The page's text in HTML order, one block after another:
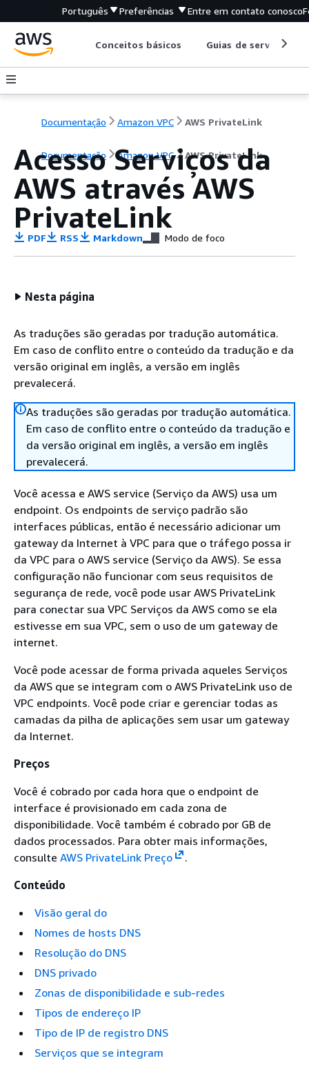
Português Preferências Entre em contato conosco
Conceitos básicos Guias de serviço
Documentação Amazon VPC AWS PrivateLink
Documentação Amazon VPC AWS PrivateLink
Acesso Serviços da
AWS através AWS
PrivateLink
PDF RSS Markdown Modo de foco
Nesta página
As traduções são geradas por tradução automática.
Em caso de conflito entre o conteúdo da tradução e da
versão original em inglês, a versão em inglês
prevalecerá.
As traduções são geradas por tradução automática.
Em caso de conflito entre o conteúdo da tradução e
da versão original em inglês, a versão em inglês
prevalecerá.
Você acessa e AWS service (Serviço da AWS) usa um
endpoint. Os endpoints de serviço padrão são
interfaces públicas, então é necessário adicionar um
gateway da Internet à VPC para que o tráfego possa ir
da VPC para o AWS service (Serviço da AWS). Se essa
configuração não funcionar com seus requisitos de
segurança de rede, você pode usar AWS PrivateLink
para conectar sua VPC Serviços da AWS como se ela
estivesse em sua VPC, sem o uso de um gateway de
internet.
Você pode acessar de forma privada aqueles Serviços
da AWS que se integram com o AWS PrivateLink uso de
VPC endpoints. Você pode criar e gerenciar todas as
camadas da pilha de aplicações sem usar um gateway
da Internet.
Preços
Você é cobrado por cada hora que o endpoint de
interface é provisionado em cada zona de
disponibilidade. Você também é cobrado por GB de
dados processados. Para obter mais informações,
consulte AWS PrivateLink Preço
.
Conteúdo
Visão geral do
Nomes de hosts DNS
Resolução do DNS
DNS privado
Zonas de disponibilidade e sub-redes
Tipos de endereço IP
Tipo de IP de registro DNS
Serviços que se integram